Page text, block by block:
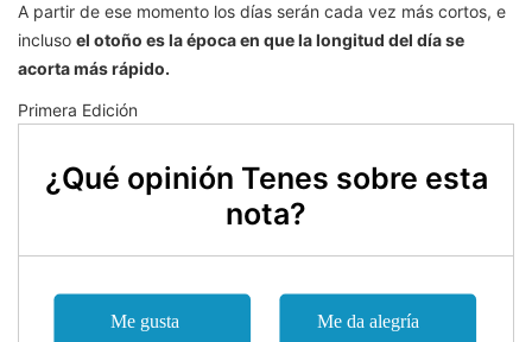
A partir de ese momento los días serán cada vez más cortos, e
incluso el otoño es la época en que la longitud del día se
acorta más rápido.
Primera Edición
¿Qué opinión Tenes sobre esta
nota?